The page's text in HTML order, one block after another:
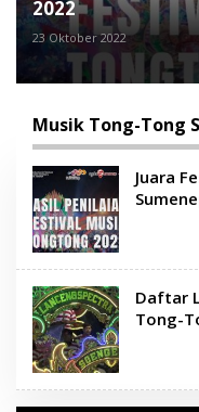
Musik Tong-Tong
Juara
Daftar
Tong-